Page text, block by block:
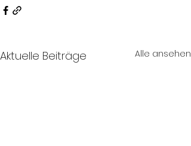
Aktuelle Beiträge Alle ansehen